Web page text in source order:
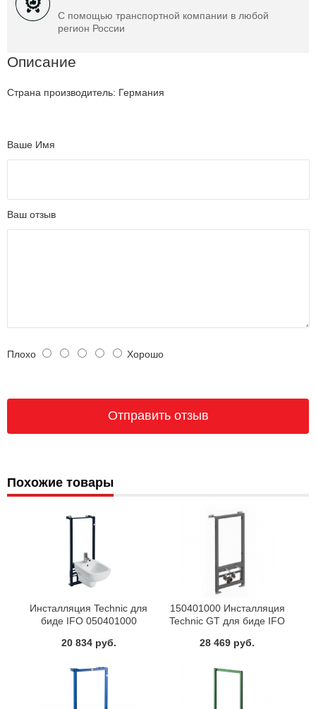
С помощью транспортной компании в любой
регион России
Описание
Страна производитель: Германия
Ваше Имя
Ваш отзыв
Плохо Хорошо
Похожие товары
Инсталляция Technic для
биде IFO 050401000
20 834 руб.
150401000 Инсталляция
Technic GT для биде IFO
28 469 руб.